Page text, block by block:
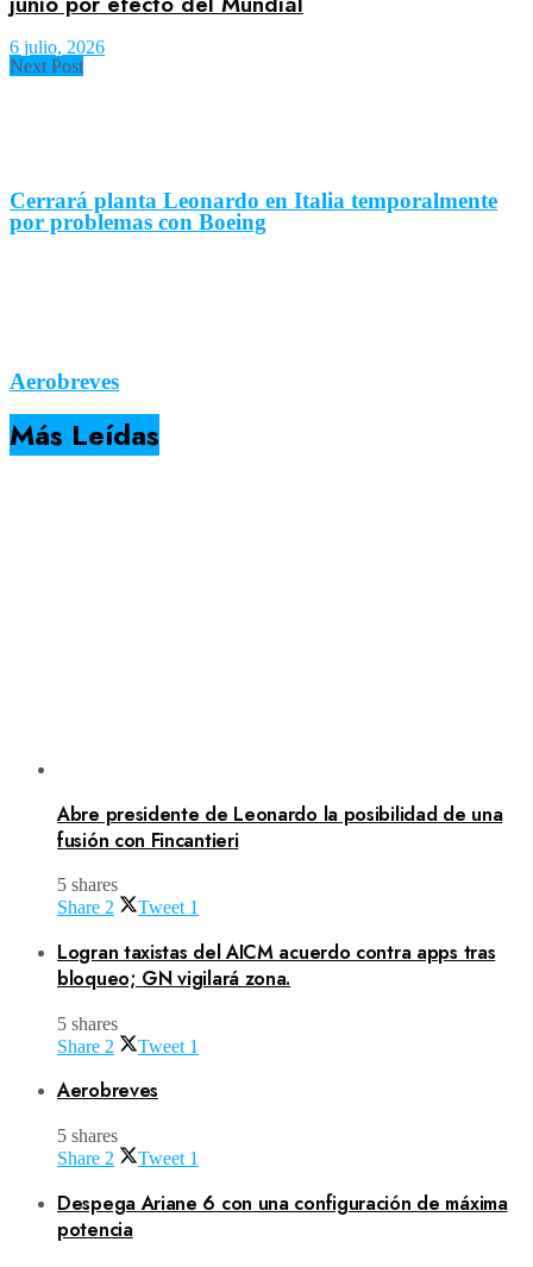
6 julio, 2026
Next Post
Cerrará planta Leonardo en Italia temporalmente
por problemas con Boeing
Aerobreves
Más Leídas
Abre presidente de Leonardo la posibilidad de una
fusión con Fincantieri
5 shares
Share 2 Tweet 1
Logran taxistas del AICM acuerdo contra apps tras
bloqueo; GN vigilará zona.
5 shares
Share 2 Tweet 1
Aerobreves
5 shares
Share 2 Tweet 1
Despega Ariane 6 con una configuración de máxima
potencia